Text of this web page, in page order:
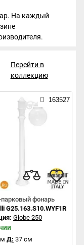
На каждый
Перейти в
коллекцию
163527
фонарь
G25.163.S10.WYF1R
Globe 250
Д: 37 см